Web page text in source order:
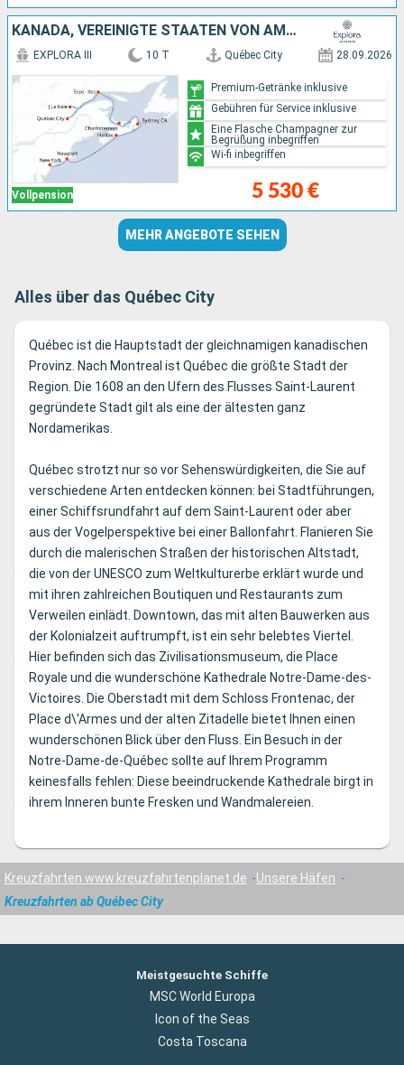
KANADA, VEREINIGTE STAATEN VON AMERIKA
Vollpension
EXPLORA III 10 T Québec City 28.09.2026
5 530 €
Premium-Getränke inklusive
Gebühren für Service inklusive
Eine Flasche Champagner zur
Begrüßung inbegriffen
Wi-fi inbegriffen
MEHR ANGEBOTE SEHEN
Alles über das Québec City
Québec ist die Hauptstadt der gleichnamigen kanadischen
Provinz. Nach Montreal ist Québec die größte Stadt der
Region. Die 1608 an den Ufern des Flusses Saint-Laurent
gegründete Stadt gilt als eine der ältesten ganz
Nordamerikas.
Québec strotzt nur so vor Sehenswürdigkeiten, die Sie auf
verschiedene Arten entdecken können: bei Stadtführungen,
einer Schiffsrundfahrt auf dem Saint-Laurent oder aber
aus der Vogelperspektive bei einer Ballonfahrt. Flanieren Sie
durch die malerischen Straßen der historischen Altstadt,
die von der UNESCO zum Weltkulturerbe erklärt wurde und
mit ihren zahlreichen Boutiquen und Restaurants zum
Verweilen einlädt. Downtown, das mit alten Bauwerken aus
der Kolonialzeit auftrumpft, ist ein sehr belebtes Viertel.
Hier befinden sich das Zivilisationsmuseum, die Place
Royale und die wunderschöne Kathedrale Notre-Dame-des-
Victoires. Die Oberstadt mit dem Schloss Frontenac, der
Place d\'Armes und der alten Zitadelle bietet Ihnen einen
wunderschönen Blick über den Fluss. Ein Besuch in der
Notre-Dame-de-Québec sollte auf Ihrem Programm
keinesfalls fehlen: Diese beeindruckende Kathedrale birgt in
ihrem Inneren bunte Fresken und Wandmalereien.
Kreuzfahrten www.kreuzfahrtenplanet.de
Unsere Häfen
Kreuzfahrten ab Québec City
Meistgesuchte Schiffe
MSC World Europa
Icon of the Seas
Costa Toscana